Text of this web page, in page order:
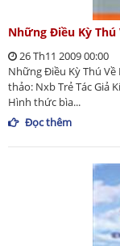
Những Điều Kỳ Thú
26 Th11 2009 00:00
Những Điều Kỳ Thú Về
thảo: Nxb Trẻ Tác Giả
Hình thức bìa...
Đọc thêm